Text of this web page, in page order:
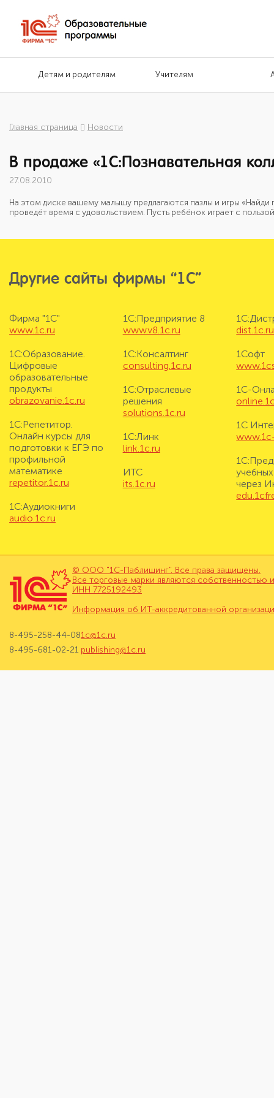
Детям и родителям Учителям
Главная страница Новости
В продаже «1С:Познавательная
27.08.2010
На этом диске вашему малышу предлагаются пазлы и игры
проведёт время с удовольствием. Пусть ребёнок играет с
Другие сайты фирмы “1С”
Фирма "1С"
www.1c.ru
1С:Образование.
Цифровые
образовательные
продукты
obrazovanie.1c.ru
1С:Репетитор.
Онлайн курсы для
подготовки к ЕГЭ по
профильной
математике
repetitor.1c.ru
1С:Аудиокниги
audio.1c.ru
1С:Предприятие 8
www.v8.1c.ru
1С:Консалтинг
consulting.1c.ru
1С:Отраслевые
решения
solutions.1c.ru
1С:Линк
link.1c.ru
ИТС
its.1c.ru
dist.1c.ru
1Софт
1С-
1С
через
© ООО "1С-Паблишинг". Все права защищены.
Все торговые марки являются собственностью
ИНН 7725192493
Информация об ИТ-аккредитованной
8-495-258-44-08
8-495-681-02-21
1c@1c.ru
publishing@1c.ru